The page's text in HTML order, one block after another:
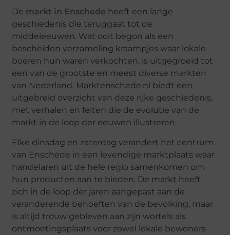
De markt in Enschede heeft een lange
geschiedenis die teruggaat tot de
middeleeuwen. Wat ooit begon als een
bescheiden verzameling kraampjes waar lokale
boeren hun waren verkochten, is uitgegroeid tot
een van de grootste en meest diverse markten
van Nederland. Marktenschede.nl biedt een
uitgebreid overzicht van deze rijke geschiedenis,
met verhalen en feiten die de evolutie van de
markt in de loop der eeuwen illustreren.
Elke dinsdag en zaterdag verandert het centrum
van Enschede in een levendige marktplaats waar
handelaren uit de hele regio samenkomen om
hun producten aan te bieden. De markt heeft
zich in de loop der jaren aangepast aan de
veranderende behoeften van de bevolking, maar
is altijd trouw gebleven aan zijn wortels als
ontmoetingsplaats voor zowel lokale bewoners